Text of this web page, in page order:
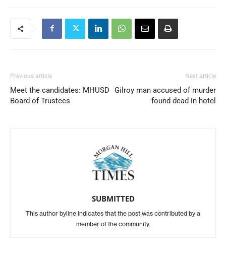
Previous article
Meet the candidates: MHUSD
Board of Trustees
Next article
Gilroy man accused of murder
found dead in hotel
SUBMITTED
This author byline indicates that the post was contributed by a
member of the community.